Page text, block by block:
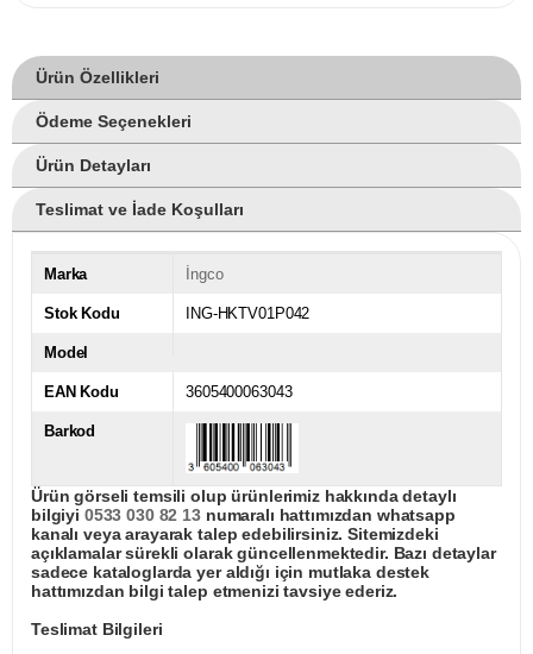
Ürün Özellikleri
Ödeme Seçenekleri
Ürün Detayları
Teslimat ve İade Koşulları
Marka İngco
Stok Kodu ING-HKTV01P042
Model
EAN Kodu 3605400063043
Barkod
Ürün görseli temsili olup ürünlerimiz hakkında detaylı
bilgiyi 0533 030 82 13numaralı hattımızdan whatsapp
kanalı veya arayarak talep edebilirsiniz. Sitemizdeki
açıklamalar sürekli olarak güncellenmektedir. Bazı detaylar
sadece kataloglarda yer aldığı için mutlaka destek
hattımızdan bilgi talep etmenizi tavsiye ederiz.
Teslimat Bilgileri